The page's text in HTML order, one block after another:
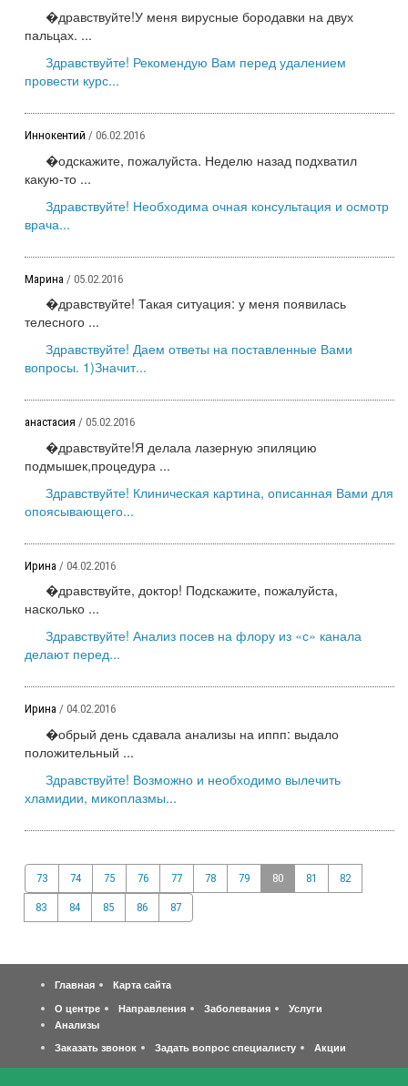
�дравствуйте!У меня вирусные бородавки на двух
пальцах. ...
Здравствуйте! Рекомендую Вам перед удалением
провести курс...
Иннокентий / 06.02.2016
�одскажите, пожалуйста. Неделю назад подхватил
какую-то ...
Здравствуйте! Необходима очная консультация и осмотр
врача...
Марина / 05.02.2016
�дравствуйте! Такая ситуация: у меня появилась
телесного ...
Здравствуйте! Даем ответы на поставленные Вами
вопросы. 1)Значит...
анастасия / 05.02.2016
�дравствуйте!Я делала лазерную эпиляцию
подмышек,процедура ...
Здравствуйте! Клиническая картина, описанная Вами для
опоясывающего...
Ирина / 04.02.2016
�дравствуйте, доктор! Подскажите, пожалуйста,
насколько ...
Здравствуйте! Анализ посев на флору из «с» канала
делают перед...
Ирина / 04.02.2016
�обрый день сдавала анализы на иппп: выдало
положительный ...
Здравствуйте! Возможно и необходимо вылечить
хламидии, микоплазмы...
73 74 75 76 77 78 79 80 81 82
83 84 85 86 87
Главная
Карта сайта
О центре
Направления Заболевания
Услуги
Анализы
Заказать звонок
Задать вопрос специалисту Акции